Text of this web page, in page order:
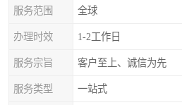
服务范围 全球
办理时效 1-2工作日
服务宗旨 客户至上、诚信为先
服务类型 一站式